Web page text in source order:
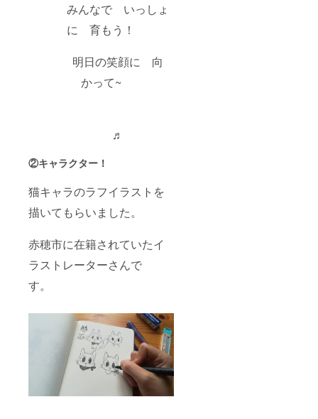
みんなで いっしょ
に 育もう！
明日の笑顔に 向
かって~
♬
②キャラクター ！
猫キャラのラフイラストを
描いてもらいました。
赤穂市に在籍されていたイ
ラストレーターさんで
す。